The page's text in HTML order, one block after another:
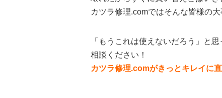
カツラ修理.comではそんな皆様の
「もうこれは使えないだろう」と
相談ください！
カツラ修理.comがきっとキレイに